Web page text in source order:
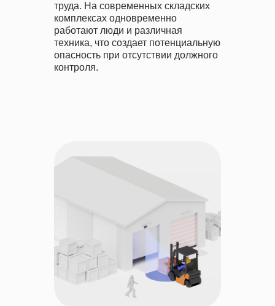
труда. На современных складских
комплексах одновременно
работают люди и различная
техника, что создает потенциальную
опасность при отсутствии должного
контроля.